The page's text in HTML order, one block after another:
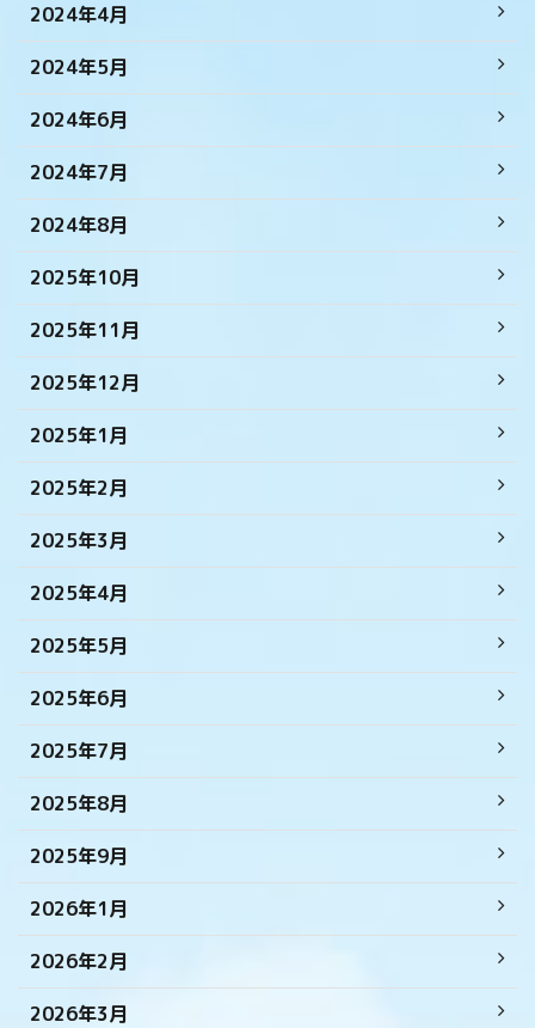
2024年4月
2024年5月
2024年6月
2024年7月
2024年8月
2025年10月
2025年11月
2025年12月
2025年1月
2025年2月
2025年3月
2025年4月
2025年5月
2025年6月
2025年7月
2025年8月
2025年9月
2026年1月
2026年2月
2026年3月